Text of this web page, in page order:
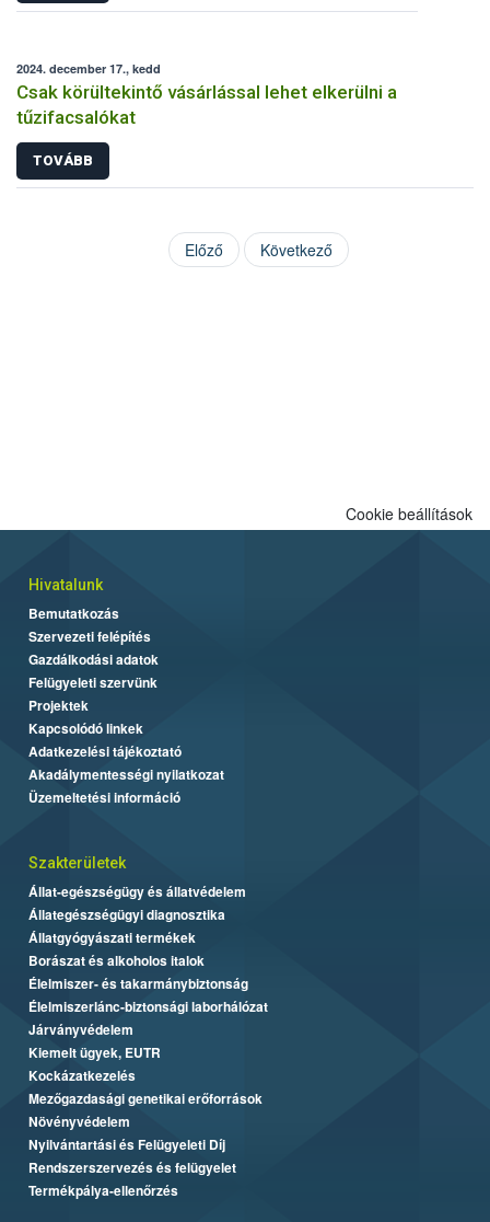
2024. december 17., kedd
Csak körültekintő vásárlással lehet elkerülni a
tűzifacsalókat
TOVÁBB
Előző Következő
Cookie beállítások
Hivatalunk
Bemutatkozás
Szervezeti felépítés
Gazdálkodási adatok
Felügyeleti szervünk
Projektek
Kapcsolódó linkek
Adatkezelési tájékoztató
Akadálymentességi nyilatkozat
Üzemeltetési információ
Szakterületek
Állat-egészségügy és állatvédelem
Állategészségügyi diagnosztika
Állatgyógyászati termékek
Borászat és alkoholos italok
Élelmiszer- és takarmánybiztonság
Élelmiszerlánc-biztonsági laborhálózat
Járványvédelem
Kiemelt ügyek, EUTR
Kockázatkezelés
Mezőgazdasági genetikai erőforrások
Növényvédelem
Nyilvántartási és Felügyeleti Díj
Rendszerszervezés és felügyelet
Termékpálya-ellenőrzés